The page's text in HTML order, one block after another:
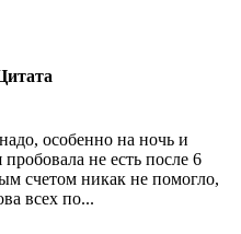
особенно на ночь и
пробовала не есть после 6
счетом никак не помогло,
всех по...